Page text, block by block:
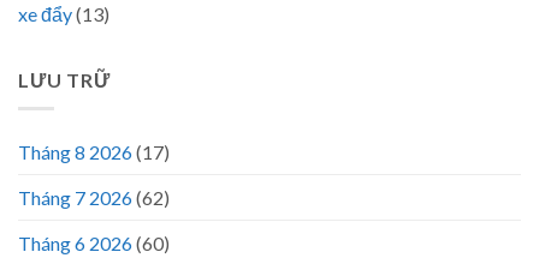
xe đẩy(13)
LƯU TRỮ
Tháng 8 2026(17)
Tháng 7 2026(62)
Tháng 6 2026(60)